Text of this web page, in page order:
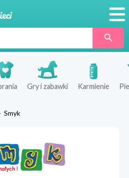
Produkty
SklepyGry i zabawki Karmienie
Smyk